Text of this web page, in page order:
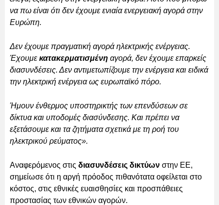
να πω είναι ότι δεν έχουμε ενιαία ενεργειακή αγορά στην
Ευρώπη.
Δεν έχουμε πραγματική αγορά ηλεκτρικής ενέργειας.
Έχουμε κατακερματισμένη αγορά, δεν έχουμε επαρκείς
διασυνδέσεις. Δεν αντιμετωπίζουμε την ενέργεια και ειδικά
την ηλεκτρική ενέργεια ως ευρωπαϊκό πόρο.
Ήμουν ένθερμος υποστηρικτής των επενδύσεων σε
δίκτυα και υποδομές διασύνδεσης. Και πρέπει να
εξετάσουμε και τα ζητήματα σχετικά με τη ροή του
ηλεκτρικού ρεύματος».
Αναφερόμενος στις διασυνδέσεις δικτύων στην ΕΕ,
σημείωσε ότι η αργή πρόοδος πιθανότατα οφείλεται στο
κόστος, στις εθνικές ευαισθησίες και προσπάθειες
προστασίας των εθνικών αγορών.